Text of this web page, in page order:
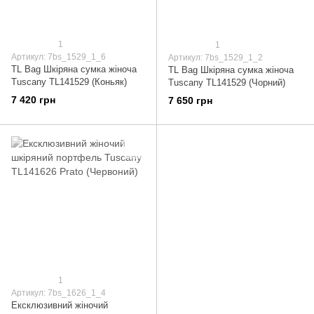
1
Артикул: 7bs_1529_1_6
TL Bag Шкіряна сумка жіноча
Tuscany TL141529 (Коньяк)
7 420 грн
1
Артикул: 7bs_1529_1_2
TL Bag Шкіряна сумка жіноча
Tuscany TL141529 (Чорний)
7 650 грн
1
Артикул: 7bs_1626_1_4
Ексклюзивний жіночий